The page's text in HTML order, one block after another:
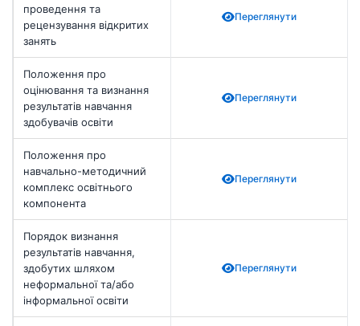
проведення та
рецензування відкритих
занять
Переглянути
Положення про
оцінювання та визнання
результатів навчання
здобувачів освіти
Переглянути
Положення про
навчально-методичний
комплекс освітнього
компонента
Переглянути
Порядок визнання
результатів навчання,
здобутих шляхом
неформальної та/або
інформальної освіти
Переглянути